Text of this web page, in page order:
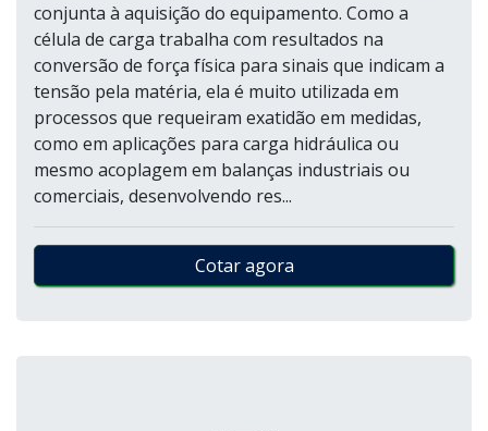
conjunta à aquisição do equipamento. Como a
célula de carga trabalha com resultados na
conversão de força física para sinais que indicam a
tensão pela matéria, ela é muito utilizada em
processos que requeiram exatidão em medidas,
como em aplicações para carga hidráulica ou
mesmo acoplagem em balanças industriais ou
comerciais, desenvolvendo res...
Cotar agora